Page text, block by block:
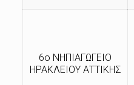
6ο ΝΗΠΙΑΓΩΓΕΙΟ
ΗΡΑΚΛΕΙΟΥ ΑΤΤΙΚΗΣ